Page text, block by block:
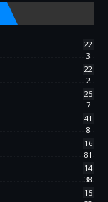
22
3
22
2
25
7
41
8
16
81
14
38
15